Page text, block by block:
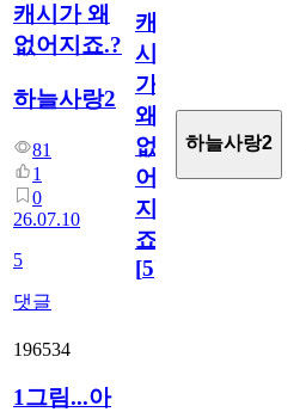
캐시가 왜
없어지죠.?
하늘사랑2
81
1
0
26.07.10
5
댓글
캐
시
가
왜
없
어
지
죠.?
[5]
하늘사랑2
196534
1그림...아